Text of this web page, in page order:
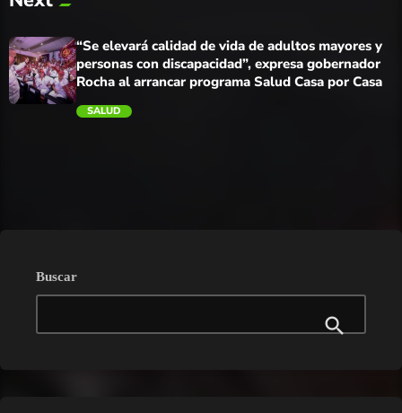
“Se elevará calidad de vida de adultos mayores y
personas con discapacidad”, expresa gobernador
Rocha al arrancar programa Salud Casa por Casa
SALUD
Buscar